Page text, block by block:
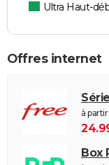
Ultra Haut-
Offres internet
à
Box